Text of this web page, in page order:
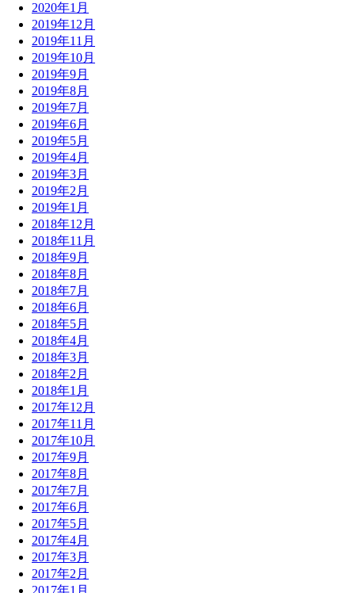
2020年1月
2019年12月
2019年11月
2019年10月
2019年9月
2019年8月
2019年7月
2019年6月
2019年5月
2019年4月
2019年3月
2019年2月
2019年1月
2018年12月
2018年11月
2018年9月
2018年8月
2018年7月
2018年6月
2018年5月
2018年4月
2018年3月
2018年2月
2018年1月
2017年12月
2017年11月
2017年10月
2017年9月
2017年8月
2017年7月
2017年6月
2017年5月
2017年4月
2017年3月
2017年2月
2017年1月